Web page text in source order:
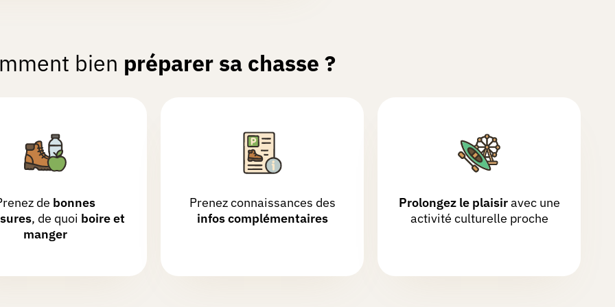
dans les chavées 🌳🐦 à la découverte des chapelles,
la maison où résidait Julos Beaucarne 🌈
bien préparer sa chasse ?
de bonnes
, de quoi boire et
manger
Prenez connaissances des
infos complémentaires
Prolongez le plaisiravec une
activité culturelle proche